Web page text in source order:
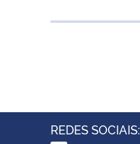
REDES SOCIAIS: